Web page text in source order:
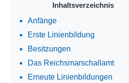
Inhaltsverzeichnis
Anfänge
Erste Linienbildung
Besitzungen
Das Reichsmarschallamt
Erneute Linienbildungen